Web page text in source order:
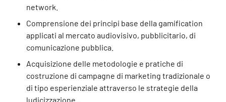
network.
Comprensione dei principi base della gamification
applicati al mercato audiovisivo, pubblicitario, di
comunicazione pubblica.
Acquisizione delle metodologie e pratiche di
costruzione di campagne di marketing tradizionale o
di tipo esperienziale attraverso le strategie della
ludicizzazione.